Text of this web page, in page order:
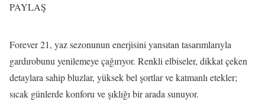
PAYLAŞ
Forever 21, yaz sezonunun enerjisini yansıtan tasarımlarıyla
gardırobunu yenilemeye çağırıyor. Renkli elbiseler, dikkat çeken
detaylara sahip bluzlar, yüksek bel şortlar ve katmanlı etekler;
sıcak günlerde konforu ve şıklığı bir arada sunuyor.